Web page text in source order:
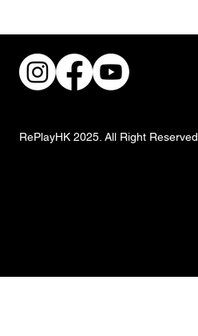
RePlayHK 2025. All Right Reserved.